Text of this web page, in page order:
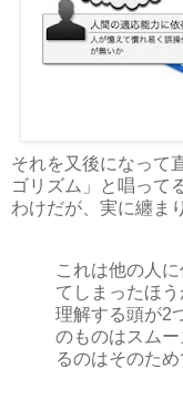
それを又後になって
ゴリズム」と唱って
わけだが、実に纏ま
これは他の人
てしまったほう
理解する頭が2
のものはスム
るのはそのため